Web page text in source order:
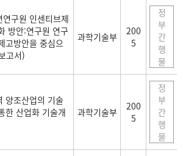
연구원 인센티브제
방안:연구원 연구
고방안을 중심으
고서)
과학기술부
200
5
정
부
간
행
물
양조산업의 기술
한 산업화 기술개
과학기술부
200
5
정
부
간
행
물